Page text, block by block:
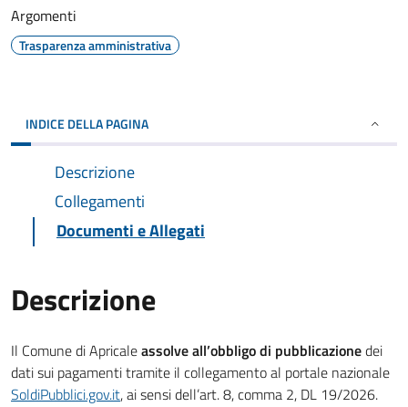
Argomenti
Trasparenza amministrativa
INDICE DELLA PAGINA
Descrizione
Collegamenti
Documenti e Allegati
Descrizione
Il Comune di Apricaleassolve all’obbligo di pubblicazionedei
dati sui pagamenti tramite il collegamento al portale nazionale
SoldiPubblici.gov.it, ai sensi dell’art. 8, comma 2, DL 19/2026.